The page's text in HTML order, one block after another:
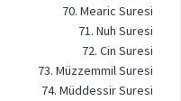
70. Mearic Suresi
71. Nuh Suresi
72. Cin Suresi
73. Müzzemmil Suresi
74. Müddessir Suresi